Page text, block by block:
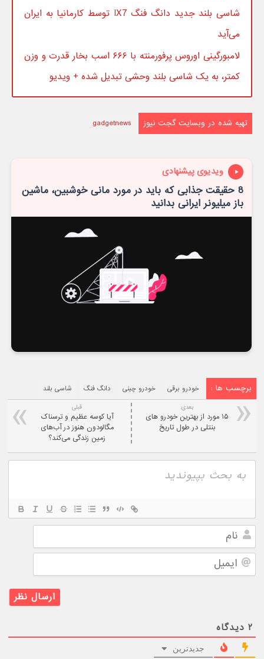
شاسی بلند جدید دانگ فنگ IX7 توسط کارمانیا به ایران
می‌آید
لامبورگینی اوروس پرفورمنته با ۶۶۶ اسب بخار قدرت و وزن
کمتر، به یک شاسی بلند وحشی تبدیل شده + ویدیو
تهیه شده در وبسایت گجت نیوز gadgetnews
ویدیوی پیشنهادی
8 حقیقت جذابی که باید در مورد مانی خوشبین، ماشین
باز میلیونر ایرانی بدانید
برچسب ها : خودرو برقی خودرو چینی دانگ فنگ شاسی بلند
قبلی
آیا کوسه عظیم و ترسناک
مگالودون هنوز در آب‌های
زمین زندگی می‌کند؟
بعدی:
۱۵ مورد از بهترین خودرو های
بنتلی در طول تاریخ
نام
ایمیل
۲ دیدگاه
جدیدترین